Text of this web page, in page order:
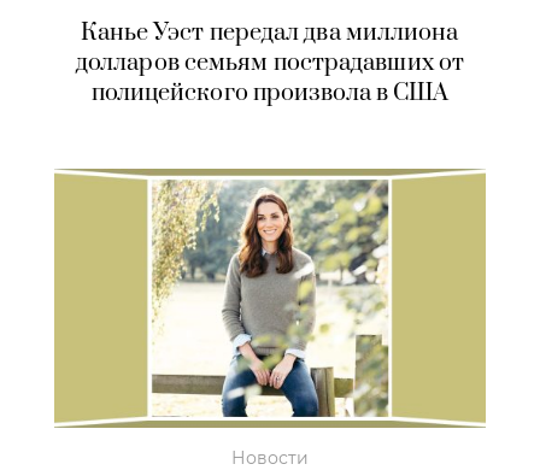
Канье Уэст передал два миллиона
долларов семьям пострадавших от
полицейского произвола в США
Новости